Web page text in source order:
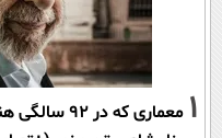
1
معماری که